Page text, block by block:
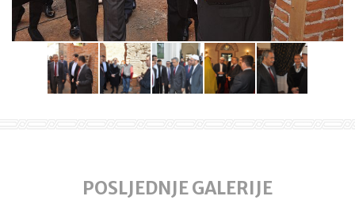
POSLJEDNJE GALERIJE